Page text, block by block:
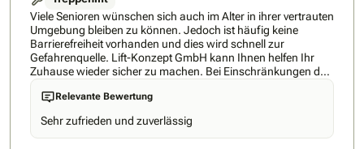
Viele Senioren wünschen sich auch im Alter in ihrer vertrauten
Umgebung bleiben zu können. Jedoch ist häufig keine
Barrierefreiheit vorhanden und dies wird schnell zur
Gefahrenquelle. Lift-Konzept GmbH kann Ihnen helfen Ihr
Zuhause wieder sicher zu machen. Bei Einschränkungen der
Bewegungsfreiheit stellen Treppen oftmals ein
unüberwindbares Hindernis dar. Das muss aber nicht länger
der Fall sein! Mit einem Lift von Lift-Konzept GmbH ist die
Treppe keine Barriere mehr. Alle anfallenden Arbeiten, von der
Planung bis zum Einbau, übernimmt das Unternehmen und
Relevante Bewertung
Sehr zufrieden und zuverlässig